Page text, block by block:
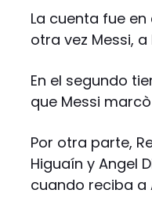
La cuenta fue
otra vez Messi,
En el segundo
que Messi
Por otra parte,
Higuaín y Angel
cuando reciba a